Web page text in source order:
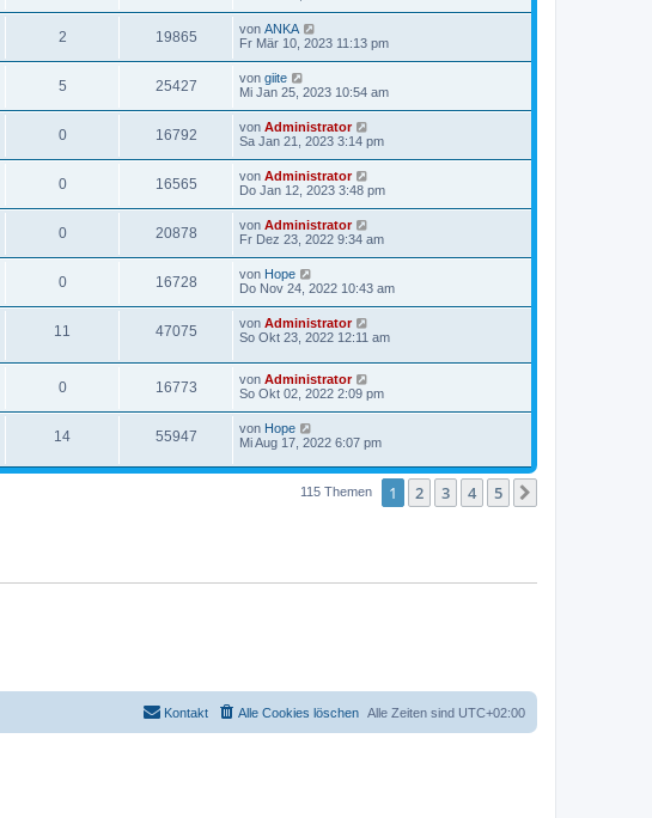
2 19865 von ANKA
Fr Mär 10, 2023 11:13 pm
5 25427 von giite
Mi Jan 25, 2023 10:54 am
0 16792 von Administrator
Sa Jan 21, 2023 3:14 pm
0 16565 von Administrator
Do Jan 12, 2023 3:48 pm
0 20878 von Administrator
Fr Dez 23, 2022 9:34 am
0 16728 von Hope
Do Nov 24, 2022 10:43 am
11 47075 von Administrator
So Okt 23, 2022 12:11 am
0 16773 von Administrator
So Okt 02, 2022 2:09 pm
14 55947 von Hope
Mi Aug 17, 2022 6:07 pm
115 Themen 1 2 3 4 5
Alle Zeiten sind UTC+02:00
Alle Cookies löschen
Kontakt